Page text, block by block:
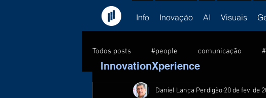
Info Inovação AI Visuais
Todos posts
#people comunicação
consultoria feedback Culture
Daniel Lança Perdigão 20 de fev. de
InnovationXperience